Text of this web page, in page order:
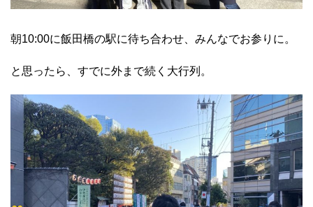
朝10:00に飯田橋の駅に待ち合わせ、みんなでお参りに。
と思ったら、すでに外まで続く大行列。